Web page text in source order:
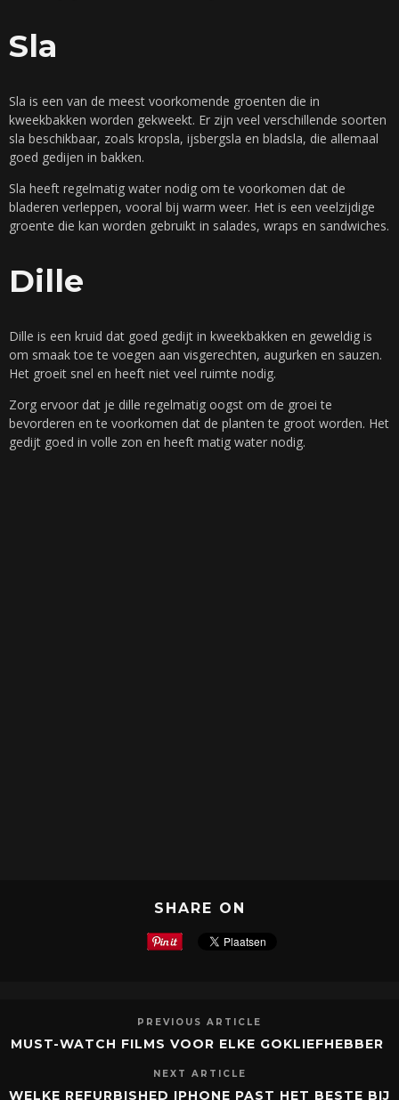
Sla
Sla is een van de meest voorkomende groenten die in
kweekbakken worden gekweekt. Er zijn veel verschillende soorten
sla beschikbaar, zoals kropsla, ijsbergsla en bladsla, die allemaal
goed gedijen in bakken.
Sla heeft regelmatig water nodig om te voorkomen dat de
bladeren verleppen, vooral bij warm weer. Het is een veelzijdige
groente die kan worden gebruikt in salades, wraps en sandwiches.
Dille
Dille is een kruid dat goed gedijt in kweekbakken en geweldig is
om smaak toe te voegen aan visgerechten, augurken en sauzen.
Het groeit snel en heeft niet veel ruimte nodig.
Zorg ervoor dat je dille regelmatig oogst om de groei te
bevorderen en te voorkomen dat de planten te groot worden. Het
gedijt goed in volle zon en heeft matig water nodig.
SHARE ON
PREVIOUS ARTICLE
MUST-WATCH FILMS VOOR ELKE GOKLIEFHEBBER
NEXT ARTICLE
WELKE REFURBISHED IPHONE PAST HET BESTE BIJ